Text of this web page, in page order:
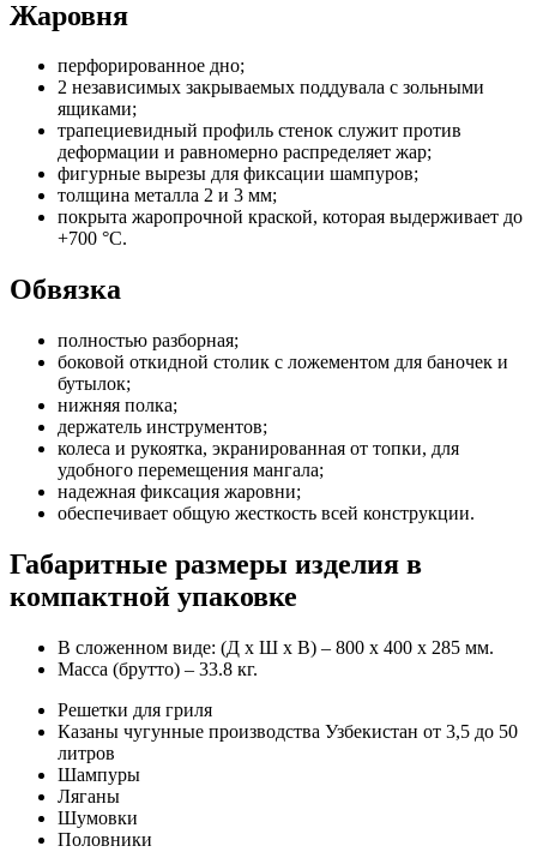
Жаровня
перфорированное дно;
2 независимых закрываемых поддувала с зольными
ящиками;
трапециевидный профиль стенок служит против
деформации и равномерно распределяет жар;
фигурные вырезы для фиксации шампуров;
толщина металла 2 и 3 мм;
покрыта жаропрочной краской, которая выдерживает до
+700 °C.
Обвязка
полностью разборная;
боковой откидной столик с ложементом для баночек и
бутылок;
нижняя полка;
держатель инструментов;
колеса и рукоятка, экранированная от топки, для
удобного перемещения мангала;
надежная фиксация жаровни;
обеспечивает общую жесткость всей конструкции.
Габаритные размеры изделия в
компактной упаковке
В сложенном виде: (Д х Ш х В) – 800 х 400 х 285 мм.
Масса (брутто) – 33.8 кг.
Решетки для гриля
Казаны чугунные производства Узбекистан от 3,5 до 50
литров
Шампуры
Ляганы
Шумовки
Половники